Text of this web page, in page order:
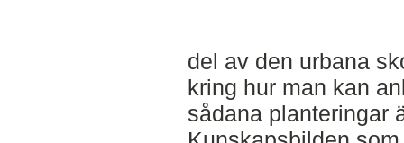
del av den urbana
kring hur man kan
sådana planteringar